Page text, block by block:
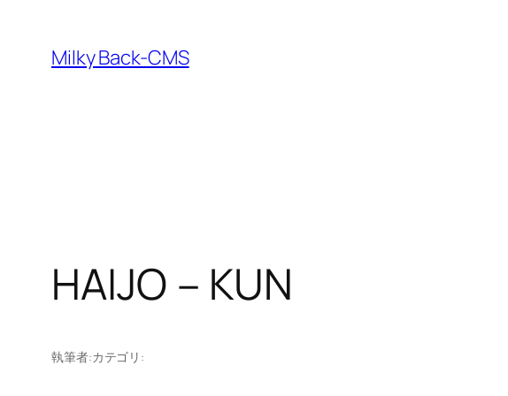
Milky Back-CMS
HAIJO－KUN
執筆者:カテゴリ: